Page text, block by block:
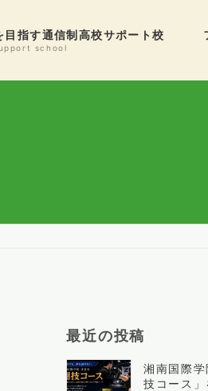
目指す通信制高校サポート校
school
最近の投稿
湘南国際
技コース